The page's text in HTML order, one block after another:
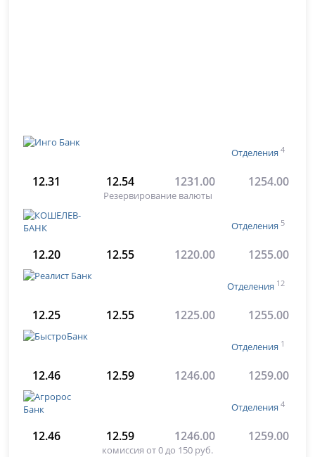
Отделения 4
12.31 12.54 1231.00 1254.00
Резервирование валюты
Отделения 5
12.20 12.55 1220.00 1255.00
Отделения 12
12.25 12.55 1225.00 1255.00
Отделения 1
12.46 12.59 1246.00 1259.00
Отделения 4
12.46 12.59 1246.00 1259.00
комиссия от 0 до 150 руб.